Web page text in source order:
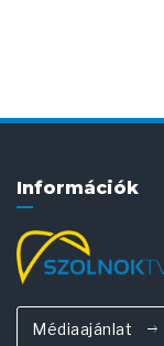
Információk
Médiaajánlat